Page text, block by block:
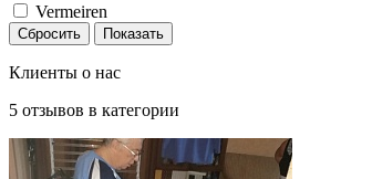
Vermeiren
Клиенты о нас
5 отзывов в категории